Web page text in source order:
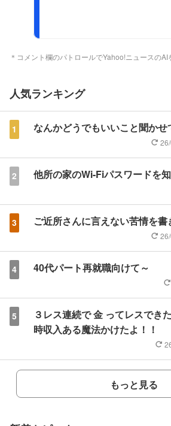
＊コメント欄のパトロールでYahoo!ニュースのAI
人気ランキング
1 なんかどうでもいいこと聞かせ
2 他所の家のWi-Fiパスワードを
3 ご近所さんに言えない苦情を
4 40代パート再就職向けて～
5
３レス連続で 金 ってレスでき
時収入ある魔法かけたよ！！
もっと見る